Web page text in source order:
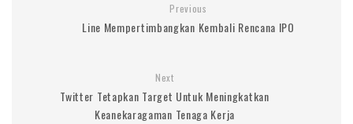
Previous
Line Mempertimbangkan Kembali Rencana IPO
Next
Twitter Tetapkan Target Untuk Meningkatkan
Keanekaragaman Tenaga Kerja